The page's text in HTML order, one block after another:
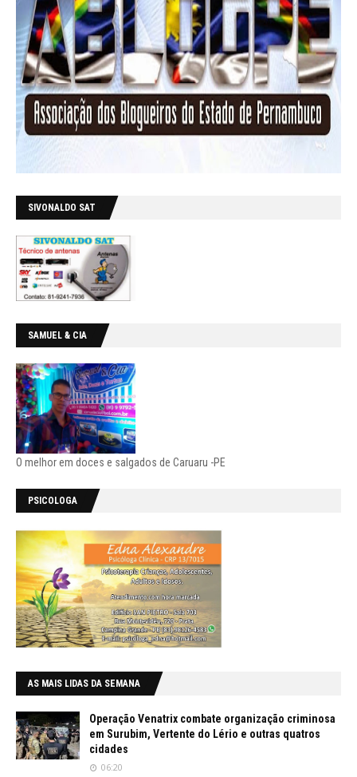
SIVONALDO SAT
SAMUEL & CIA
O melhor em doces e salgados de Caruaru -PE
PSICOLOGA
AS MAIS LIDAS DA SEMANA
Operação Venatrix combate organização criminosa
em Surubim, Vertente do Lério e outras quatros
cidades
06:20